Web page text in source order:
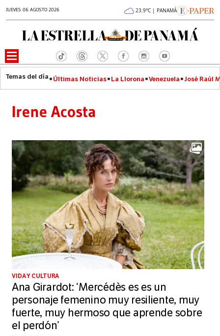
JUEVES 06 AGOSTO 2026 23.9°C | PANAMÁ
Últimas Noticias La Llorona Venezuela José Raúl
Irene Acosta
VIDA Y CULTURA
Ana Girardot: ‘Mercédès es es un
personaje femenino muy resiliente, muy
fuerte, muy hermoso que aprende sobre
el perdón’